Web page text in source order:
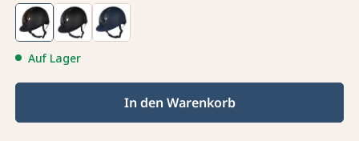
Auf Lager
In den Warenkorb